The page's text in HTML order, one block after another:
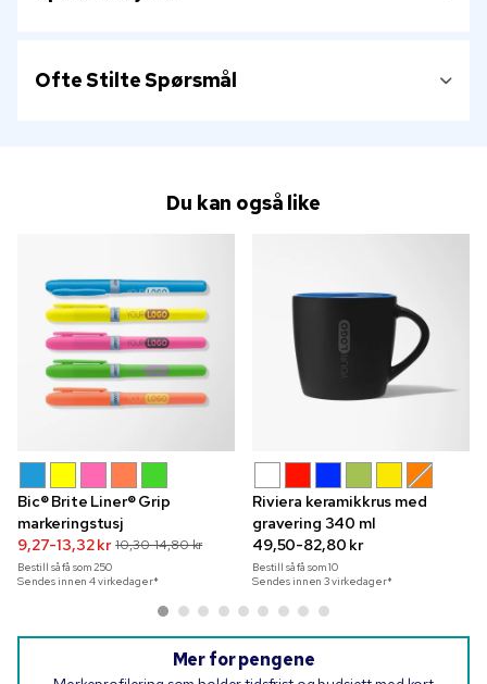
Ofte Stilte Spørsmål
Du kan også like
Bic® Brite Liner® Grip
markeringstusj
9,27-13,32 kr 10,30-14,80 kr
Bestill så få som250
Sendes innen 4 virkedager*
Riviera keramikkrus med
gravering 340 ml
49,50-82,80 kr
Bestill så få som10
Sendes innen 3 virkedager*
Mer for pengene